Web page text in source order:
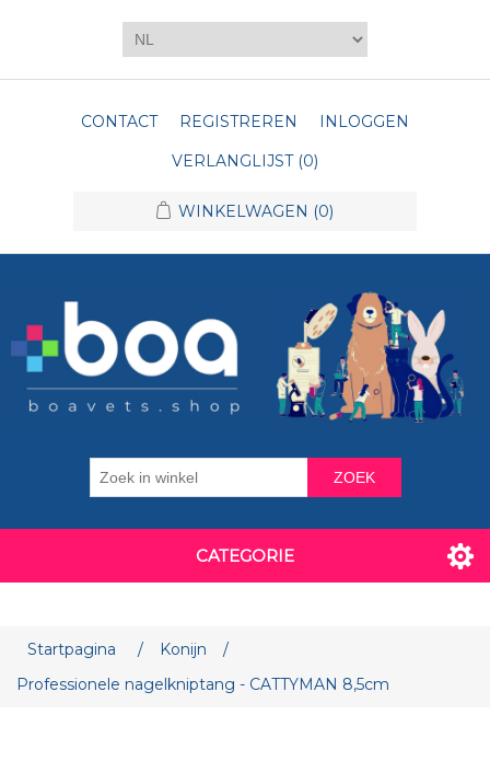
CONTACT REGISTREREN
INLOGGEN
VERLANGLIJST (0)
WINKELWAGEN (0)
ZOEK
CATEGORIE
Startpagina / Konijn
/
Professionele nagelkniptang - CATTYMAN 8,5cm